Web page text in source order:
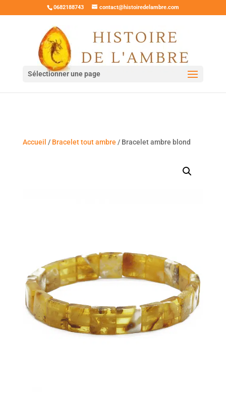
0682188743 contact@histoiredelambre.com
Sélectionner une page
Accueil / Bracelet tout ambre / Bracelet ambre blond